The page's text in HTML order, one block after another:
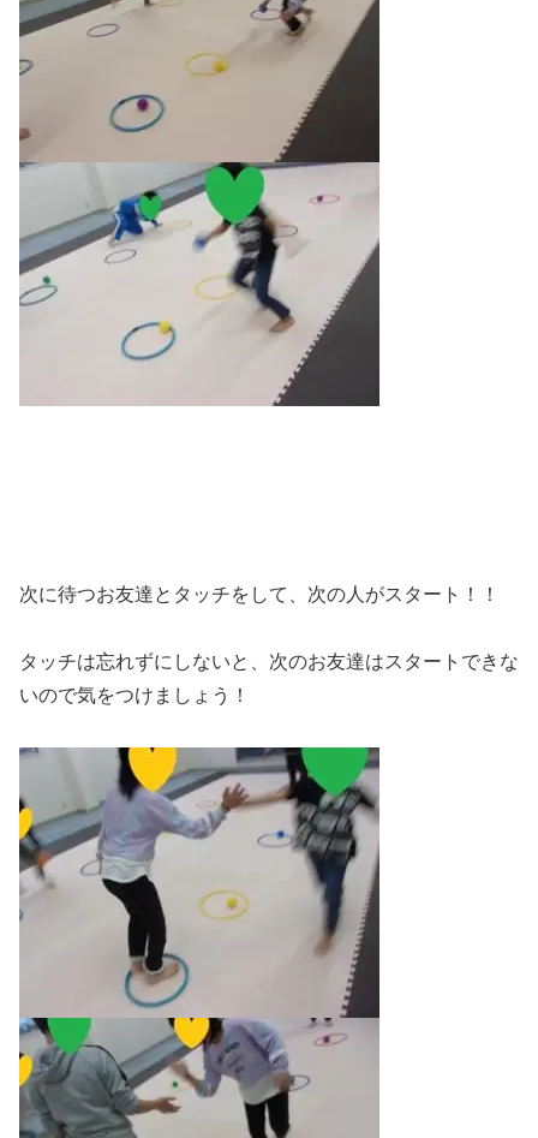
次に待つお友達とタッチをして、次の人がスタート！！
タッチは忘れずにしないと、次のお友達はスタートできな
いので気をつけましょう！